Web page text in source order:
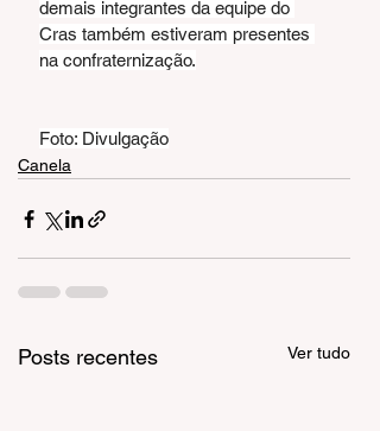
demais integrantes da equipe do
Cras também estiveram presentes
na confraternização.
Foto: Divulgação
Canela
Posts recentes Ver tudo